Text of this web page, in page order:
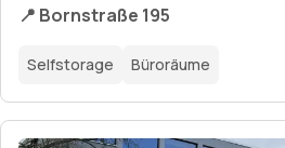
📍 Bornstraße 195
Selfstorage Büroräume